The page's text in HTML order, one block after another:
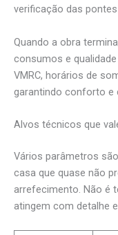
verificação das
Quando a obra
consumos e
VMRC, horários de
garantindo conforto e
Alvos técnicos que
Vários parâmetros
casa que quase não
arrefecimento. Não é
atingem com detalhe